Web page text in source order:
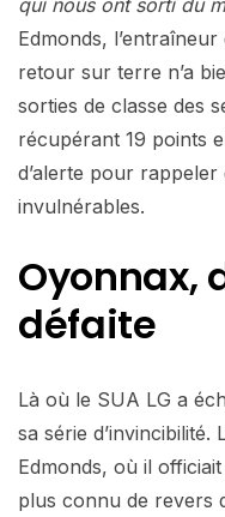
Edmonds,
retour sur terre n’a
sorties de classe des
récupérant 19 points
d’alerte pour
invulnérables.
Oyonnax,
défaite
Là où le SUA LG a
sa série d’invincibilité.
Edmonds, où il
plus connu de revers